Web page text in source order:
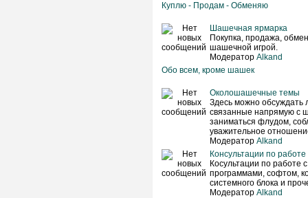
Куплю - Продам - Обменяю
Шашечная ярмарка
Покупка, продажа,
шашечной игрой.
Модератор Alkand
Обо всем, кроме шашек
Околошашечные темы
Здесь можно
связанные напрямую с
заниматься флудом,
уважительное
Модератор Alkand
Консультации по
Косультации по работе
программами, софтом,
системного блока и
Модератор Alkand